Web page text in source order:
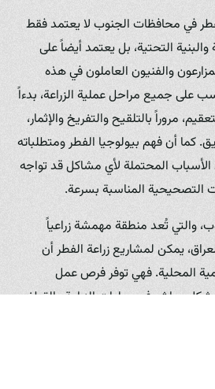
في محافظات الجنوب لا يعتمد فقط
التحتية، بل يعتمد أيضاً على
والفنيون العاملون في هذه
على جميع مراحل عملية الزراعة، بدءاً
مروراً بالتلقيح والتفريخ والإثمار،
كما أن فهم بيولوجيا الفطر ومتطلباته
الأسباب المحتملة لأي مشاكل قد تواجه
التصحيحية المناسبة بسرعة.
والتي تُعد منطقة مهمشة زراعياً
يمكن لمشاريع زراعة الفطر أن
المحلية. فهي توفر فرص عمل
مباشر في عمليات الزراعة والقطف